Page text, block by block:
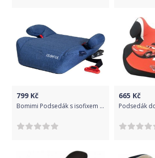
799 Kč
Bomimi Podsedák s isofixem Sigifix
665 Kč